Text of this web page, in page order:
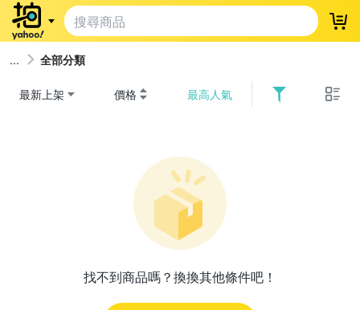
登
全部分類
最新上架 價格 最高人氣
找不到商品嗎？換換其他條件吧！